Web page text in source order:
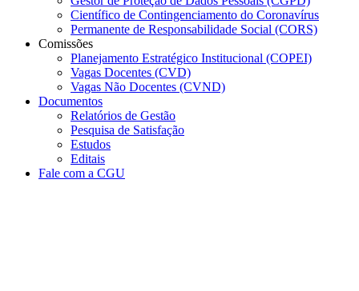
Científico de Contingenciamento do Coronavírus
Permanente de Responsabilidade Social (CORS)
Comissões
Planejamento Estratégico Institucional (COPEI)
Vagas Docentes (CVD)
Vagas Não Docentes (CVND)
Documentos
Relatórios de Gestão
Pesquisa de Satisfação
Estudos
Editais
Fale com a CGU